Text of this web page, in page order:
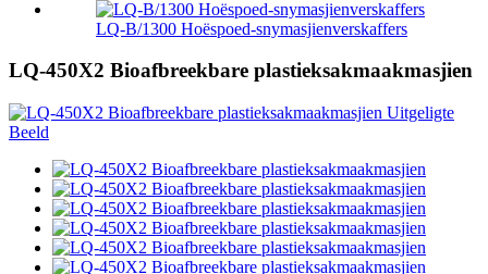
LQ-B/1300 Hoëspoed-snymasjienverskaffers
LQ-450X2 Bioafbreekbare plastieksakmaakmasjien